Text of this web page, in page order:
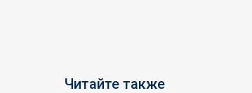
Читайте также